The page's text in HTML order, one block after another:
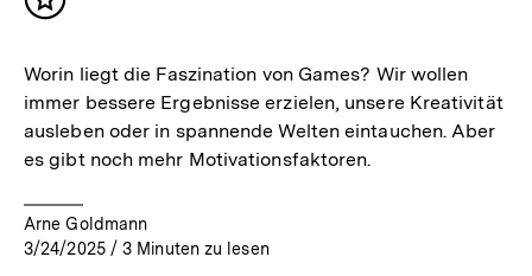
Inhalt
Worin liegt die Faszination von Games? Wir wollen
immer bessere Ergebnisse erzielen, unsere Kreativität
ausleben oder in spannende Welten eintauchen. Aber
es gibt noch mehr Motivationsfaktoren.
Arne Goldmann
3/24/2025 / 3 Minuten zu lesen